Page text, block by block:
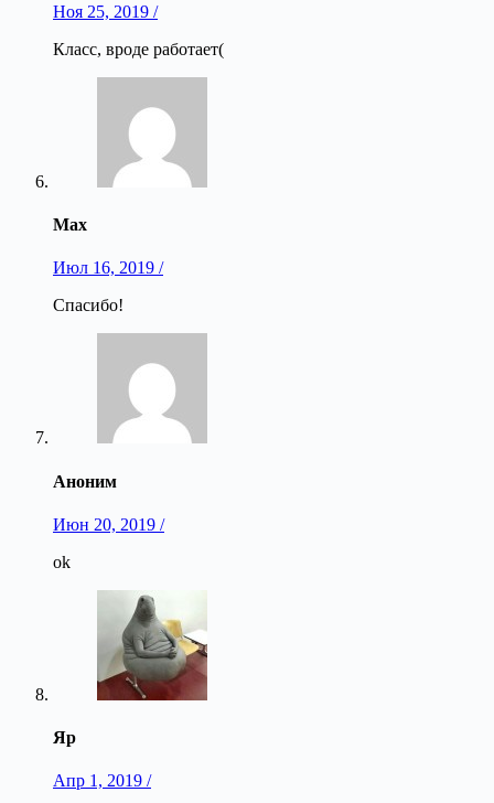
Ноя 25, 2019 /
Класс, вроде работает(
Max
Июл 16, 2019 /
Спасибо!
Аноним
Июн 20, 2019 /
ok
Яр
Апр 1, 2019 /